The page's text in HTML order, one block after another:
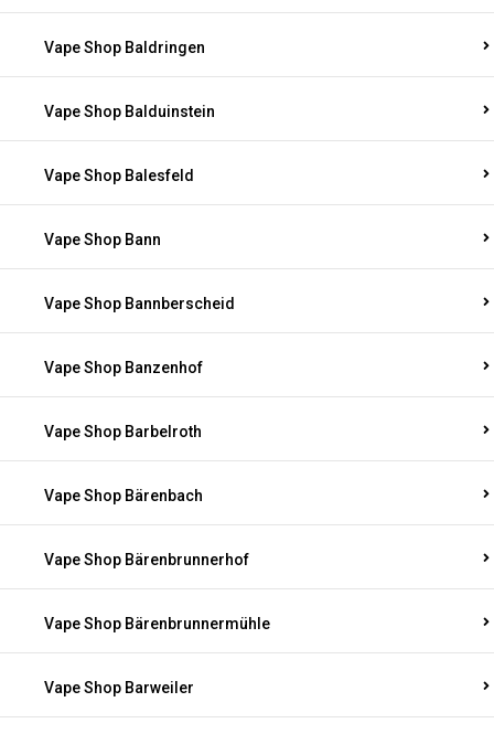
Vape Shop Baldringen
Vape Shop Balduinstein
Vape Shop Balesfeld
Vape Shop Bann
Vape Shop Bannberscheid
Vape Shop Banzenhof
Vape Shop Barbelroth
Vape Shop Bärenbach
Vape Shop Bärenbrunnerhof
Vape Shop Bärenbrunnermühle
Vape Shop Barweiler